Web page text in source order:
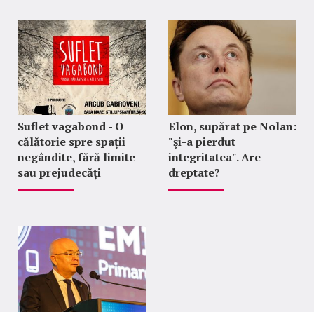
Suflet vagabond - O
călătorie spre spații
negândite, fără limite
sau prejudecăți
Elon, supărat pe Nolan:
"şi-a pierdut
integritatea". Are
dreptate?